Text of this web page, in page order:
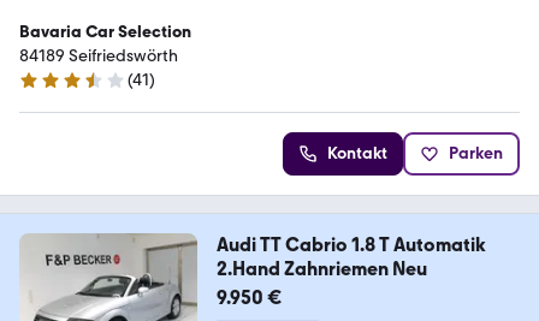
Bavaria Car Selection
84189 Seifriedswörth
3.5 Sterne
(41)
Kontakt Parken
Audi TT Cabrio 1.8 T Automatik
2.Hand Zahnriemen Neu
9.950 €